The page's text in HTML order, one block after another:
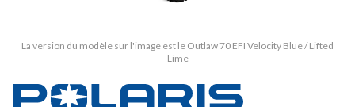
La version du modèle sur l'image est le Outlaw 70 EFI Velocity Blue / Lifted
Lime